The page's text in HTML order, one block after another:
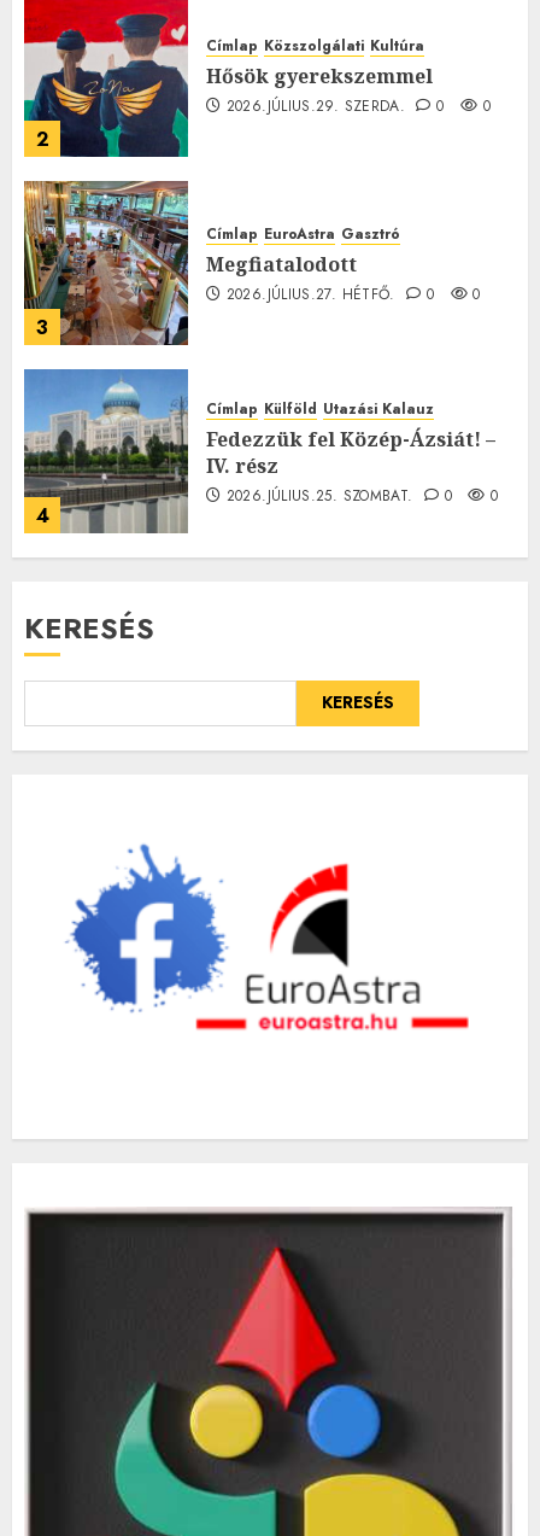
2
Címlap Közszolgálati Kultúra
Hősök gyerekszemmel
2026.JÚLIUS.29. SZERDA. 0 0
3
Címlap EuroAstra Gasztró
Megfiatalodott
2026.JÚLIUS.27. HÉTFŐ. 0 0
4
Címlap Külföld Utazási Kalauz
Fedezzük fel Közép-Ázsiát! –
IV. rész
2026.JÚLIUS.25. SZOMBAT. 0 0
KERESÉS
KERESÉS